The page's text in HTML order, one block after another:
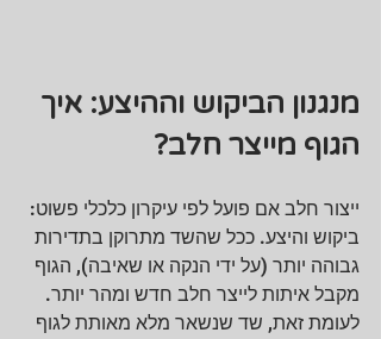
מנגנון הביקוש וההיצע: איך
הגוף מייצר חלב?
ייצור חלב אם פועל לפי עיקרון כלכלי פשוט:
ביקוש והיצע. ככל שהשד מתרוקן בתדירות
גבוהה יותר (על ידי הנקה או שאיבה), הגוף
מקבל איתות לייצר חלב חדש ומהר יותר.
לעומת זאת, שד שנשאר מלא מאותת לגוף